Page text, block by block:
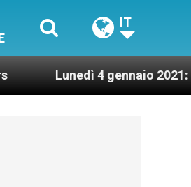
IT
4 gennaio 2021: Possesso